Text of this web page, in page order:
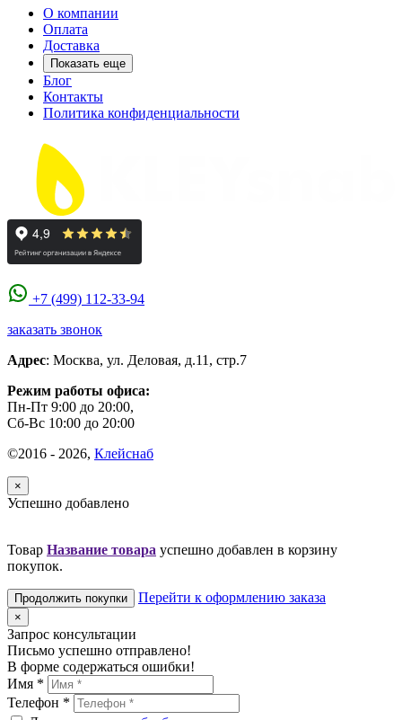
О компании
Оплата
Доставка
Показать еще
Блог
Контакты
Политика конфиденциальности
+7 (499) 112-33-94
заказать звонок
Адрес: Москва, ул. Деловая, д.11, стр.7
Режим работы офиса:
Пн-Пт 9:00 до 20:00,
Сб-Вс 10:00 до 20:00
©2016 - 2026, Клейснаб
×
Успешно добавлено
Товар Название товара успешно добавлен в корзину
покупок.
Продолжить покупки Перейти к оформлению заказа
×
Запрос консультации
Письмо успешно отправлено!
В форме содержаться ошибки!
Имя *
Телефон *